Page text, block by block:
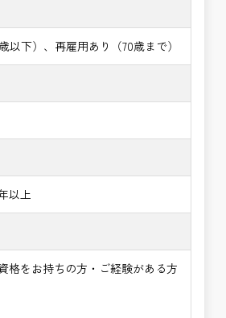
以下）、再雇用あり（70歳まで）
以上
格をお持ちの方・ご経験がある方